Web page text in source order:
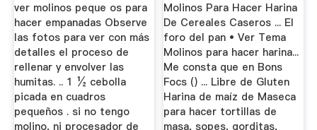
ver molinos peque os para
hacer empanadas Observe
las fotos para ver con más
detalles el proceso de
rellenar y envolver las
humitas. .. 1 ½ cebolla
picada en cuadros
pequeños . si no tengo
molino, ni procesador de
Molinos Para Hacer Harina
De Cereales Caseros ... El
foro del pan • Ver Tema
Molinos para hacer harina...
Me consta que en Bons
Focs () ... Libre de Gluten
Harina de maíz de Maseca
para hacer tortillas de
masa, sopes, gorditas,